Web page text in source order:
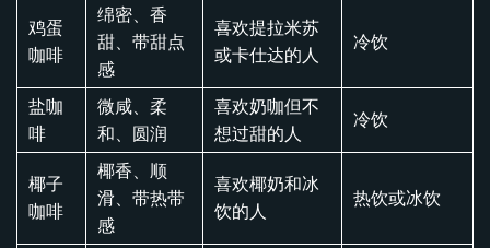
鸡蛋
咖啡
绵密、香
甜、带甜点
感
喜欢提拉米苏
或卡仕达的人
冷饮
盐咖
啡
微咸、柔
和、圆润
喜欢奶咖但不
想过甜的人
冷饮
椰子
咖啡
椰香、顺
滑、带热带
感
喜欢椰奶和冰
饮的人
热饮或冰饮